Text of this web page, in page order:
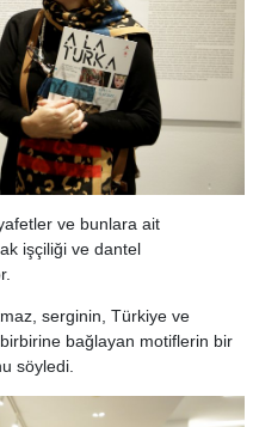
ve bunlara ait
işçiliği ve dantel
serginin, Türkiye ve
birbirine bağlayan motiflerin bir
söyledi.